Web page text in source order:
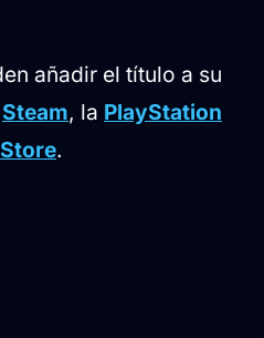
añadir el título a su
Steam, la PlayStation
.